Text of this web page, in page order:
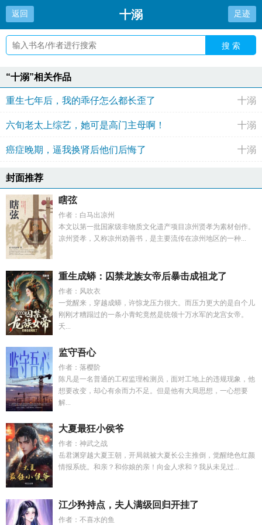
返回 十溺 足迹
搜 索
“十溺”相关作品
重生七年后，我的乖仔怎么都长歪了 十溺
六旬老太上综艺，她可是高门主母啊！ 十溺
癌症晚期，逼我换肾后他们后悔了 十溺
封面推荐
瞎弦
作者：白马出凉州
本文以第一批国家级非物质文化遗产项目凉州贤孝为素材创作。
凉州贤孝，又称凉州劝善书，是主要流传在凉州地区的一种...
重生成蟒：囚禁龙族女帝后暴击成祖龙了
作者：风吹衣
一觉醒来，穿越成蟒，许惊龙压力很大。而压力更大的是自个儿
刚刚才糟蹋过的一条小青蛇竟然是统领十万水军的龙宫女帝。
夭...
监守吾心
作者：落樱阶
陈凡是一名普通的工程监理检测员，面对工地上的违规现象，他
想要改变，却心有余而力不足。但是他有大局思想，一心想要
解...
大夏最狂小侯爷
作者：神武之战
岳君渊穿越大夏王朝，开局就被大夏长公主推倒，觉醒绝色红颜
情报系统。和亲？和你娘的亲！向金人求和？我从未见过...
江少矜持点，夫人满级回归开挂了
作者：不喜水的鱼